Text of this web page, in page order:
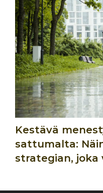
Kestävä
sattumalta:
strategian, joka